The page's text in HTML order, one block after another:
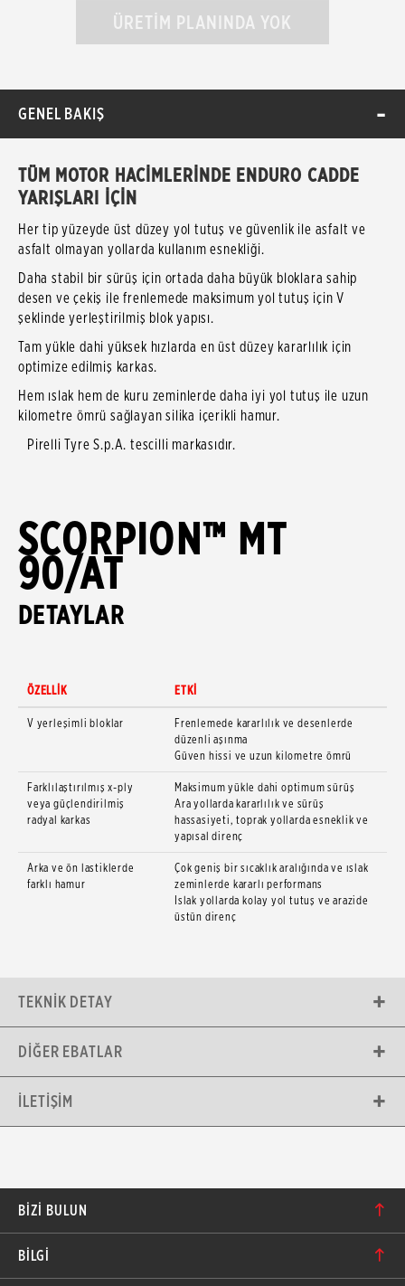
ÜRETİM PLANINDA YOK
GENEL BAKIŞ
TÜM MOTOR HACİMLERİNDE ENDURO CADDE
YARIŞLARI İÇİN
Her tip yüzeyde üst düzey yol tutuş ve güvenlik ile asfalt ve
asfalt olmayan yollarda kullanım esnekliği.
Daha stabil bir sürüş için ortada daha büyük bloklara sahip
desen ve çekiş ile frenlemede maksimum yol tutuş için V
şeklinde yerleştirilmiş blok yapısı.
Tam yükle dahi yüksek hızlarda en üst düzey kararlılık için
optimize edilmiş karkas.
Hem ıslak hem de kuru zeminlerde daha iyi yol tutuş ile uzun
kilometre ömrü sağlayan silika içerikli hamur.
Pirelli Tyre S.p.A. tescilli markasıdır.
SCORPION™ MT
90/AT
DETAYLAR
ÖZELLİK ETKİ
V yerleşimli bloklar
Frenlemede kararlılık ve desenlerde
düzenli aşınma
Güven hissi ve uzun kilometre ömrü
Farklılaştırılmış x-ply
veya güçlendirilmiş
radyal karkas
Maksimum yükle dahi optimum sürüş
Ara yollarda kararlılık ve sürüş
hassasiyeti, toprak yollarda esneklik ve
yapısal direnç
Arka ve ön lastiklerde
farklı hamur
Çok geniş bir sıcaklık aralığında ve ıslak
zeminlerde kararlı performans
Islak yollarda kolay yol tutuş ve arazide
üstün direnç
TEKNIK DETAY
DIĞER EBATLAR
İLETIŞIM
BIZI BULUN
BİLGİ